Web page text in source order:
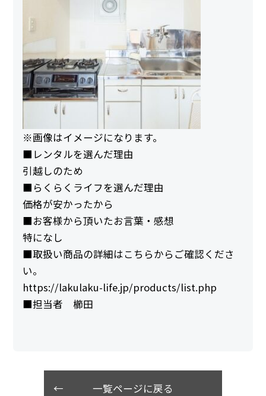
※画像はイメージになります。
■レンタルを選んだ理由
引越しのため
■らくらくライフを選んだ理由
価格が安かったから
■お客様から頂いたお言葉・感想
特になし
■取扱い商品の詳細はこちらからご確認くださ
い。
https://lakulaku-life.jp/products/list.php
■担当者 櫛田
一覧ページに戻る